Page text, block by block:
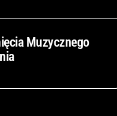
Muzycznego